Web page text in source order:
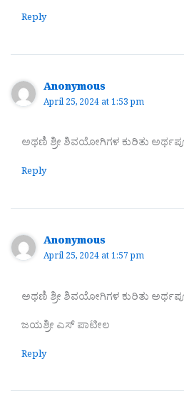
Reply
Anonymous
April 25, 2024 at 1:53 pm
ಅಥಣಿ ಶ್ರೀ ಶಿವಯೋಗಿಗಳ ಕುರಿತು
Reply
Anonymous
April 25, 2024 at 1:57 pm
ಅಥಣಿ ಶ್ರೀ ಶಿವಯೋಗಿಗಳ ಕುರಿತು
ಜಯಶ್ರೀ ಎಸ್ ಪಾಟೀಲ
Reply